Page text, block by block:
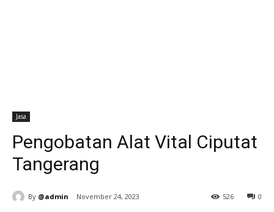
Jasa
Pengobatan Alat Vital Ciputat
Tangerang
By @admin November 24, 2023 0
526